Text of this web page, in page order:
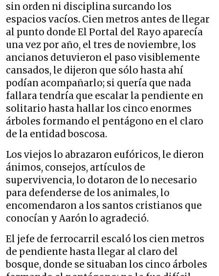
sin orden ni disciplina surcando los
espacios vacíos. Cien metros antes de llegar
al punto donde El Portal del Rayo aparecía
una vez por año, el tres de noviembre, los
ancianos detuvieron el paso visiblemente
cansados, le dijeron que sólo hasta ahí
podían acompañarlo; si quería que nada
fallara tendría que escalar la pendiente en
solitario hasta hallar los cinco enormes
árboles formando el pentágono en el claro
de la entidad boscosa.
Los viejos lo abrazaron eufóricos, le dieron
ánimos, consejos, artículos de
supervivencia, lo dotaron de lo necesario
para defenderse de los animales, lo
encomendaron a los santos cristianos que
conocían y Aarón lo agradeció.
El jefe de ferrocarril escaló los cien metros
de pendiente hasta llegar al claro del
bosque, donde se situaban los cinco árboles